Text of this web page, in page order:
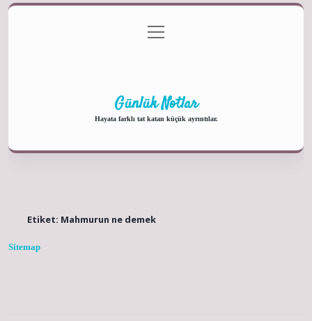
Gizlilik Politikası
menüyü
aç
Günlük Notlar
Hayata farklı tat katan küçük ayrıntılar.
Etiket: Mahmurun ne demek
Sitemap